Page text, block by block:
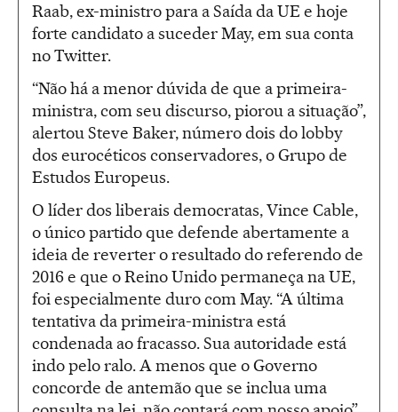
Raab, ex-ministro para a Saída da UE e hoje
forte candidato a suceder May, em sua conta
no Twitter.
“Não há a menor dúvida de que a primeira-
ministra, com seu discurso, piorou a situação”,
alertou Steve Baker, número dois do lobby
dos eurocéticos conservadores, o Grupo de
Estudos Europeus.
O líder dos liberais democratas, Vince Cable,
o único partido que defende abertamente a
ideia de reverter o resultado do referendo de
2016 e que o Reino Unido permaneça na UE,
foi especialmente duro com May. “A última
tentativa da primeira-ministra está
condenada ao fracasso. Sua autoridade está
indo pelo ralo. A menos que o Governo
concorde de antemão que se inclua uma